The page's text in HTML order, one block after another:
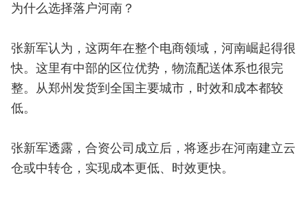
为什么选择落户河南？
张新军认为，这两年在整个电商领域，河南崛起得很
快。这里有中部的区位优势，物流配送体系也很完
整。从郑州发货到全国主要城市，时效和成本都较
低。
张新军透露，合资公司成立后，将逐步在河南建立云
仓或中转仓，实现成本更低、时效更快。